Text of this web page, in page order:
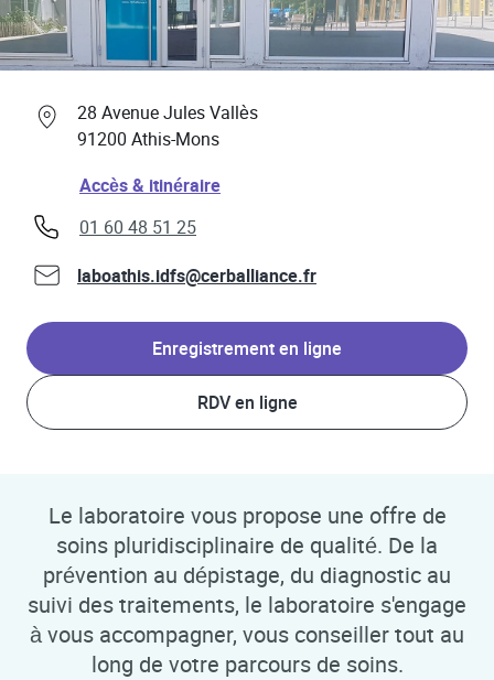
Professionnels de santé
28 Avenue Jules Vallès
91200 Athis-Mons
Link Opens in New Tab
Accès & itinéraireLink Opens in New Tab
phone
01 60 48 51 25
laboathis.idfs@cerballiance.fr
Enregistrement en ligne
RDV en ligne
Le laboratoire vous propose une offre de
soins pluridisciplinaire de qualité. De la
prévention au dépistage, du diagnostic au
suivi des traitements, le laboratoire s'engage
à vous accompagner, vous conseiller tout au
long de votre parcours de soins.